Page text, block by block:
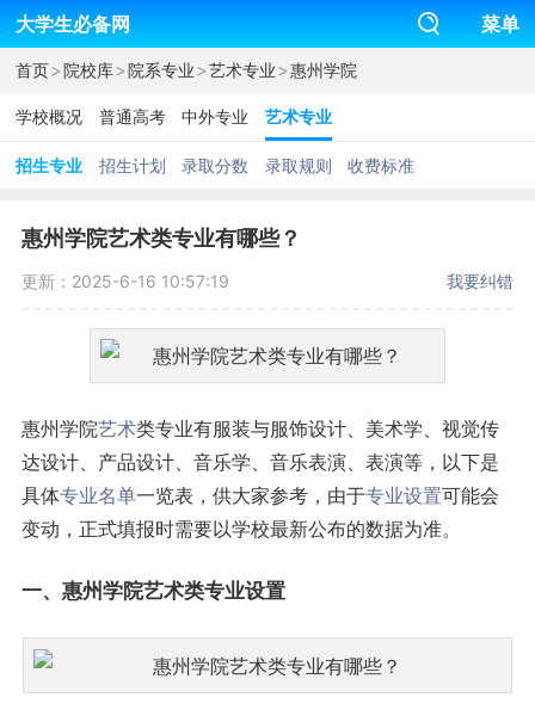
大学生必备网 菜单
首页>院校库>院系专业>艺术专业>惠州学院
学校概况 普通高考 中外专业 艺术专业
招生专业 招生计划 录取分数 录取规则 收费标准
惠州学院艺术类专业有哪些？
更新：2025-6-16 10:57:19 我要纠错
惠州学院艺术类专业有服装与服饰设计、美术学、视觉传
达设计、产品设计、音乐学、音乐表演、表演等，以下是
具体专业名单一览表，供大家参考，由于专业设置可能会
变动，正式填报时需要以学校最新公布的数据为准。
一、惠州学院艺术类专业设置